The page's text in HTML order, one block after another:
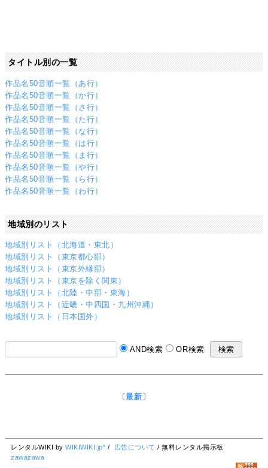
タイトル別の一覧
作品名50音順一覧（あ行）
作品名50音順一覧（か行）
作品名50音順一覧（さ行）
作品名50音順一覧（た行）
作品名50音順一覧（な行）
作品名50音順一覧（は行）
作品名50音順一覧（ま行）
作品名50音順一覧（や行）
作品名50音順一覧（ら行）
作品名50音順一覧（わ行）
地域別のリスト
地域別リスト（北海道・東北）
地域別リスト（東京都心部）
地域別リスト（東京外縁部）
地域別リスト（東京を除く関東）
地域別リスト（北陸・中部・東海）
地域別リスト（近畿・中四国・九州沖縄）
地域別リスト（日本国外）
AND検索 OR検索
〔最新〕
レンタルWIKI byWIKIWIKI.jp* / 広告について / 無料レンタル掲示板
zawazawa